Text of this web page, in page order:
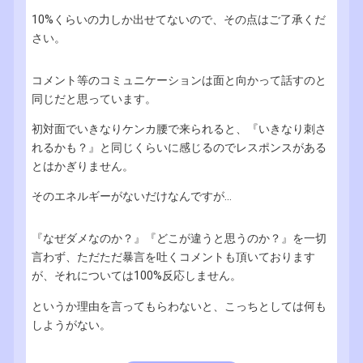
10%くらいの力しか出せてないので、その点はご了承くだ
さい。
コメント等のコミュニケーションは面と向かって話すのと
同じだと思っています。
初対面でいきなりケンカ腰で来られると、『いきなり刺さ
れるかも？』と同じくらいに感じるのでレスポンスがある
とはかぎりません。
そのエネルギーがないだけなんですが...
『なぜダメなのか？』『どこが違うと思うのか？』を一切
言わず、ただただ暴言を吐くコメントも頂いております
が、それについては100%反応しません。
というか理由を言ってもらわないと、こっちとしては何も
しようがない。